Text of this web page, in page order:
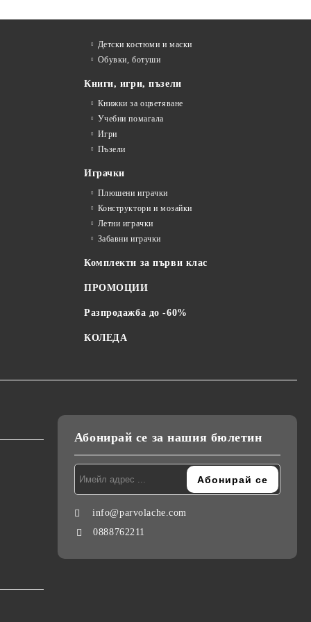
Детски костюми и маски
Обувки, ботуши
Книги, игри, пъзели
Книжки за оцветяване
Учебни помагала
Игри
Пъзели
Играчки
Плюшени играчки
Конструктори и мозайки
Летни играчки
Забавни играчки
Комплекти за първи клас
ПРОМОЦИИ
Разпродажба до -60%
КОЛЕДА
Абонирай се за нашия бюлетин
info@parvolache.com
0888762211